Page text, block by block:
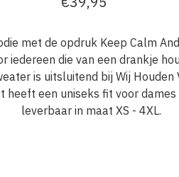
met de opdruk Keep Calm
iedereen die van een drankje
is uitsluitend bij Wij Houden
heeft een uniseks fit voor dames
leverbaar in maat XS - 4XL.